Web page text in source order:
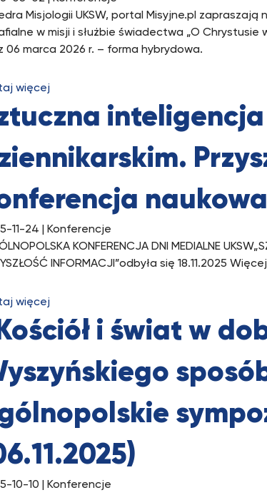
Misjologii UKSW, portal Misyjne.pl
w misji i służbie świadectwa „O
06 marca 2026 r. – forma hybrydowa.
więcej
11-24 | Konferencje
KONFERENCJA DNI MEDIALNE
INFORMACJI”odbyła się 18.11.2025
więcej
i świat w
10-10 | Konferencje